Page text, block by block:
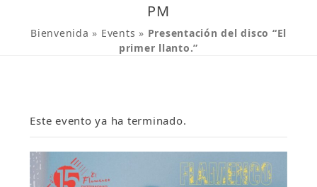
PM
Bienvenida » Events » Presentación del disco “El
primer llanto.”
Este evento ya ha terminado.